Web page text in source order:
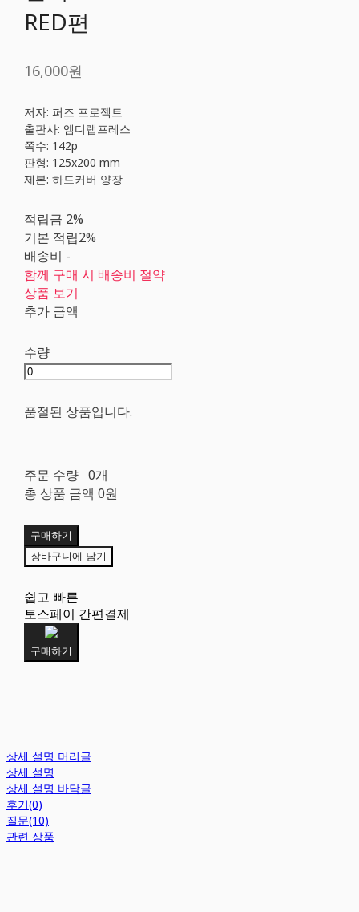
RED편
16,000원
저자: 퍼즈 프로젝트
출판사: 엠디랩프레스
쪽수: 142p
판형: 125x200 mm
제본: 하드커버 양장
적립금 2%
기본 적립2%
배송비 -
함께 구매 시 배송비 절약
상품 보기
추가 금액
수량
품절된 상품입니다.
주문 수량 0개
총 상품 금액 0원
구매하기
장바구니에 담기
쉽고 빠른
토스페이 간편결제
구매하기
상세 설명 머리글
상세 설명
상세 설명 바닥글
후기(0)
질문(10)
관련 상품